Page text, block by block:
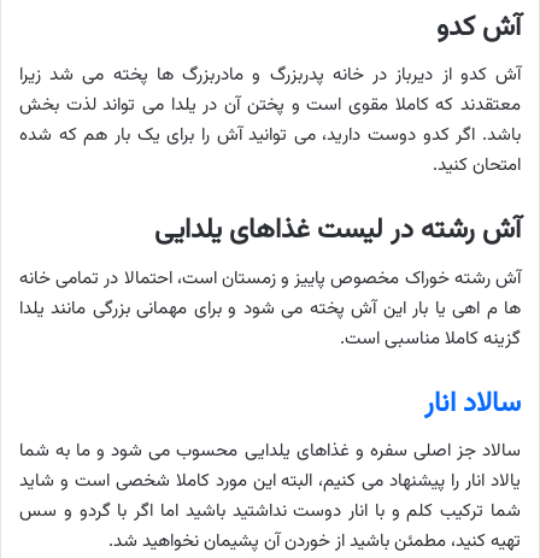
آش کدو
آش کدو از دیرباز در خانه پدربزرگ و مادربزرگ ها پخته می شد زیرا
معتقدند که کاملا مقوی است و پختن آن در یلدا می تواند لذت بخش
باشد. اگر کدو دوست دارید، می توانید آش را برای یک بار هم که شده
امتحان کنید.
آش رشته در لیست غذاهای یلدایی
آش رشته خوراک مخصوص پاییز و زمستان است، احتمالا در تمامی خانه
ها م اهی یا بار این آش پخته می شود و برای مهمانی بزرگی مانند یلدا
گزینه کاملا مناسبی است.
سالاد انار
سالاد جز اصلی سفره و غذاهای یلدایی محسوب می شود و ما به شما
یالاد انار را پیشنهاد می کنیم، البته این مورد کاملا شخصی است و شاید
شما ترکیب کلم و با انار دوست نداشتید باشید اما اگر با گردو و سس
تهیه کنید، مطمئن باشید از خوردن آن پشیمان نخواهید شد.